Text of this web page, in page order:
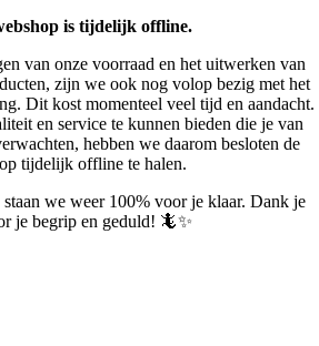
is tijdelijk offline.
van onze voorraad en het uitwerken van
zijn we ook nog volop bezig met het
Dit kost momenteel veel tijd en aandacht.
en service te kunnen bieden die je van
hebben we daarom besloten de
tijdelijk offline te halen.
we weer 100% voor je klaar. Dank je
je begrip en geduld! 🦎✨